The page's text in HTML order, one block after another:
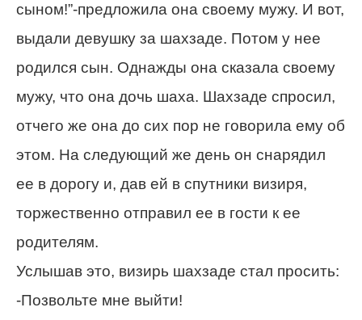
сыном!”-предложила она своему мужу. И вот,
выдали девушку за шахзаде. Потом у нее
родился сын. Однажды она сказала своему
мужу, что она дочь шаха. Шахзаде спросил,
отчего же она до сих пор не говорила ему об
этом. На следующий же день он снарядил
ее в дорогу и, дав ей в спутники визиря,
торжественно отправил ее в гости к ее
родителям.
Услышав это, визирь шахзаде стал просить:
-Позвольте мне выйти!